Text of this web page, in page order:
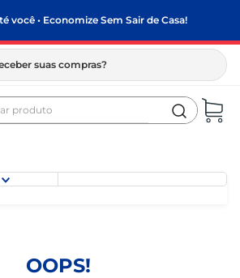
você • Economize Sem Sair de Casa!
suas compras?
produto
OOPS!